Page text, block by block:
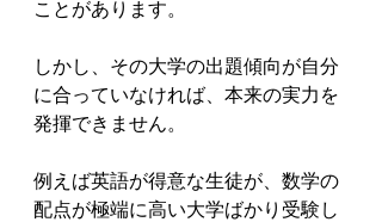
ことがあります。
しかし、その大学の出題傾向が自分
に合っていなければ、本来の実力を
発揮できません。
例えば英語が得意な生徒が、数学の
配点が極端に高い大学ばかり受験し